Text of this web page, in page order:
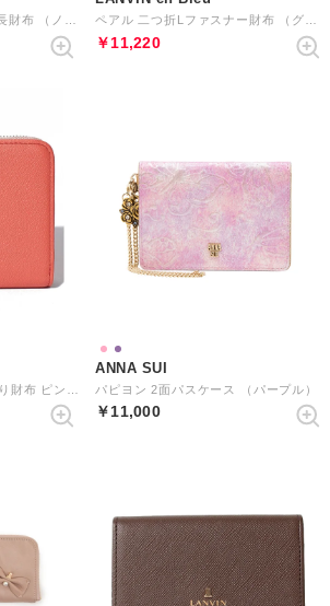
リュクサンブール かぶせ長財布 （ノウチャ） ペアル 二つ折Lファスナー財布 （グリーン）
￥11,220
ANNA SUI
パピヨン 2面パスケース （パープル）
￥11,000